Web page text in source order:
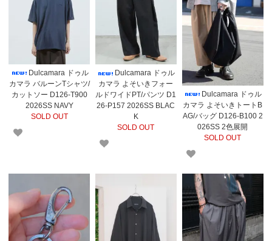
Dulcamara ドゥル
カマラ バルーンTシャツ/
カットソー D126-T900
2026SS NAVY
SOLD OUT
Dulcamara ドゥル
カマラ よそいきフォー
ルドワイドPT/パンツ D1
26-P157 2026SS BLAC
K
SOLD OUT
Dulcamara ドゥル
カマラ よそいきトートB
AG/バッグ D126-B100 2
026SS 2色展開
SOLD OUT